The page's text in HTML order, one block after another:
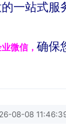
一站式服
业微信，确保
08-08